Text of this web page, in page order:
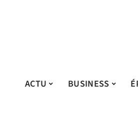
ACTU BUSINESS